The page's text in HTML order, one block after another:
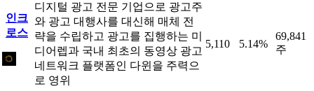
인크
로스
디지털 광고 전문 기업으로 광고주
와 광고 대행사를 대신해 매체 전
략을 수립하고 광고를 집행하는 미
디어렙과 국내 최초의 동영상 광고
네트워크 플랫폼인 다윈을 주력으
로 영위
5,110 5.14%
69,841
주